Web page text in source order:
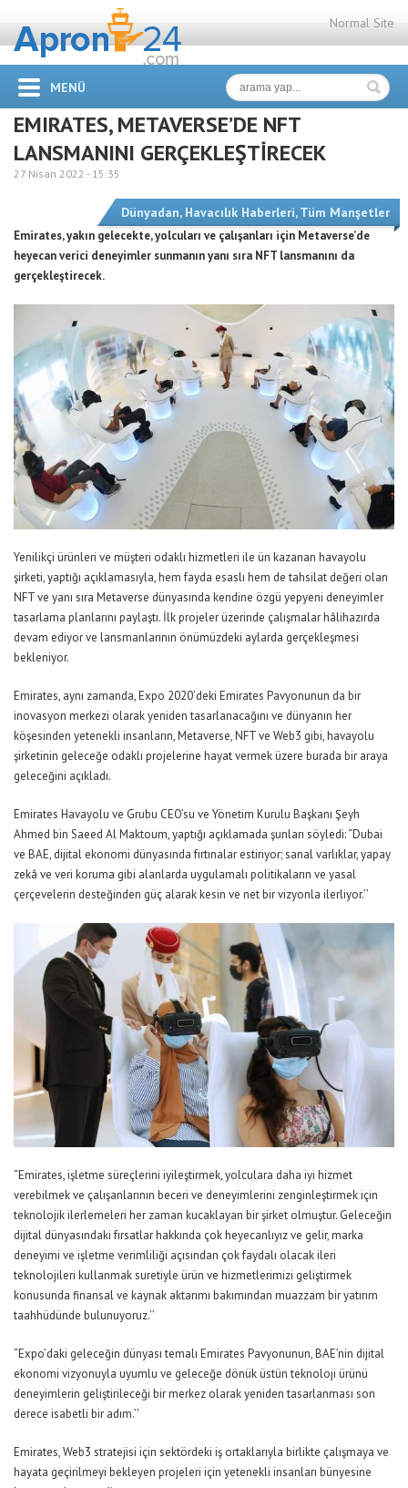
Normal Site
MENÜ
EMIRATES, METAVERSE’DE NFT
LANSMANINI GERÇEKLEŞTİRECEK
27 Nisan 2022 - 15:35
Dünyadan, Havacılık Haberleri,Tüm Manşetler
Emirates, yakın gelecekte, yolcuları ve çalışanları için Metaverse’de
heyecan verici deneyimler sunmanın yanı sıra NFT lansmanını da
gerçekleştirecek.
Yenilikçi ürünleri ve müşteri odaklı hizmetleri ile ün kazanan havayolu
şirketi, yaptığı açıklamasıyla, hem fayda esaslı hem de tahsilat değeri olan
NFT ve yanı sıra Metaverse dünyasında kendine özgü yepyeni deneyimler
tasarlama planlarını paylaştı. İlk projeler üzerinde çalışmalar hâlihazırda
devam ediyor ve lansmanlarının önümüzdeki aylarda gerçekleşmesi
bekleniyor.
Emirates, aynı zamanda, Expo 2020’deki Emirates Pavyonunun da bir
inovasyon merkezi olarak yeniden tasarlanacağını ve dünyanın her
köşesinden yetenekli insanların, Metaverse, NFT ve Web3 gibi, havayolu
şirketinin geleceğe odaklı projelerine hayat vermek üzere burada bir araya
geleceğini açıkladı.
Emirates Havayolu ve Grubu CEO’su ve Yönetim Kurulu Başkanı Şeyh
Ahmed bin Saeed Al Maktoum, yaptığı açıklamada şunları söyledi: “Dubai
ve BAE, dijital ekonomi dünyasında fırtınalar estiriyor; sanal varlıklar, yapay
zekâ ve veri koruma gibi alanlarda uygulamalı politikaların ve yasal
çerçevelerin desteğinden güç alarak kesin ve net bir vizyonla ilerliyor.’’
“Emirates, işletme süreçlerini iyileştirmek, yolculara daha iyi hizmet
verebilmek ve çalışanlarının beceri ve deneyimlerini zenginleştirmek için
teknolojik ilerlemeleri her zaman kucaklayan bir şirket olmuştur. Geleceğin
dijital dünyasındaki fırsatlar hakkında çok heyecanlıyız ve gelir, marka
deneyimi ve işletme verimliliği açısından çok faydalı olacak ileri
teknolojileri kullanmak suretiyle ürün ve hizmetlerimizi geliştirmek
konusunda finansal ve kaynak aktarımı bakımından muazzam bir yatırım
taahhüdünde bulunuyoruz.’’
“Expo’daki geleceğin dünyası temalı Emirates Pavyonunun, BAE’nin dijital
ekonomi vizyonuyla uyumlu ve geleceğe dönük üstün teknoloji ürünü
deneyimlerin geliştirileceği bir merkez olarak yeniden tasarlanması son
derece isabetli bir adım.’’
Emirates, Web3 stratejisi için sektördeki iş ortaklarıyla birlikte çalışmaya ve
hayata geçirilmeyi bekleyen projeleri için yetenekli insanları bünyesine